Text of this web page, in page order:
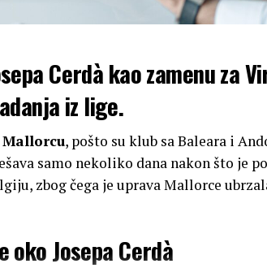
Cerdà kao zamenu za
iz lige.
Mallorcu, pošto su klub sa Baleara i
samo nekoliko dana nakon što je
zbog čega je uprava Mallorce
Josepa Cerdà